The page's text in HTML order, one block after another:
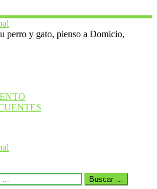
perro y gato, pienso a Domicio,
Buscar …